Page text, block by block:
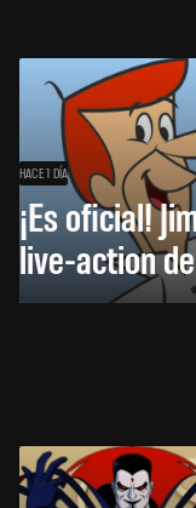
HACE 1 DÍA
¡Es oficial!
live-action